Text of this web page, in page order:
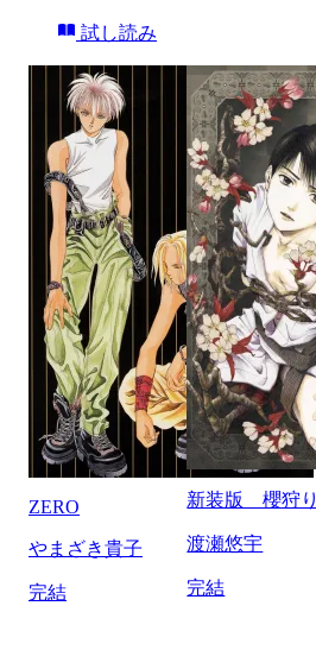
試し読み
ZERO
やまざき貴子
完結
新装版 櫻狩り
渡瀬悠宇
完結